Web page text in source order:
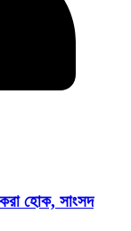
করা হোক, সাংসদ